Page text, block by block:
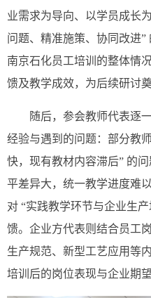
业需求为导向、以学员成长
问题、精准施策、协同改进
南京石化员工培训的整体情
馈及教学成效，为后续研讨奠
随后，参会教师代表逐
经验与遇到的问题：部分教
快，现有教材内容滞后” 的
平差异大，统一教学进度难
对 “实践教学环节与企业生
馈。企业方代表则结合员工
生产规范、新型工艺应用等
培训后的岗位表现与企业期